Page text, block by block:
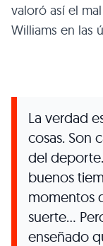
valoró así el
Williams en las
La verdad
cosas. Son
del
buenos
momentos
suerte…
enseñado